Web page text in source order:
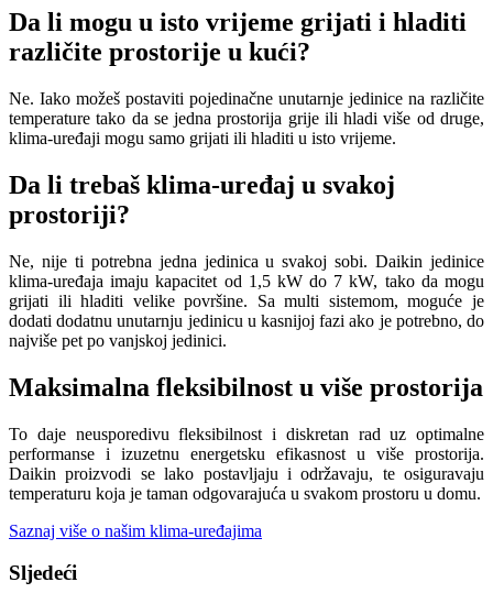
Da li mogu u isto vrijeme grijati i hladiti
različite prostorije u kući?
Ne. Iako možeš postaviti pojedinačne unutarnje jedinice na različite
temperature tako da se jedna prostorija grije ili hladi više od druge,
klima-uređaji mogu samo grijati ili hladiti u isto vrijeme.
Da li trebaš klima-uređaj u svakoj
prostoriji?
Ne, nije ti potrebna jedna jedinica u svakoj sobi. Daikin jedinice
klima-uređaja imaju kapacitet od 1,5 kW do 7 kW, tako da mogu
grijati ili hladiti velike površine. Sa multi sistemom, moguće je
dodati dodatnu unutarnju jedinicu u kasnijoj fazi ako je potrebno, do
najviše pet po vanjskoj jedinici.
Maksimalna fleksibilnost u više prostorija
To daje neusporedivu fleksibilnost i diskretan rad uz optimalne
performanse i izuzetnu energetsku efikasnost u više prostorija.
Daikin proizvodi se lako postavljaju i održavaju, te osiguravaju
temperaturu koja je taman odgovarajuća u svakom prostoru u domu.
Saznaj više o našim klima-uređajima
Sljedeći